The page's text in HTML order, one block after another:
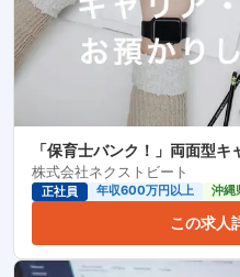
「保育士バンク！」両面型キ
株式会社ネクストビート
正社員 年収600万円以上 沖縄
この求人